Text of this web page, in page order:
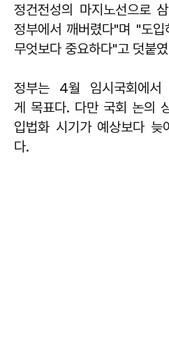
정건전성의 마지노선으로
정부에서 깨버렸다"며 "도입
무엇보다 중요하다"고 덧붙
정부는 4월 임시국회에서
게 목표다. 다만 국회 논의
입법화 시기가 예상보다 늦
다.